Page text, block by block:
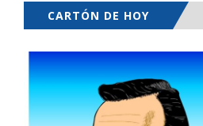
CARTÓN DE HOY